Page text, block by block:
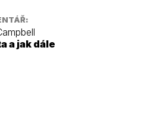
a jak dále